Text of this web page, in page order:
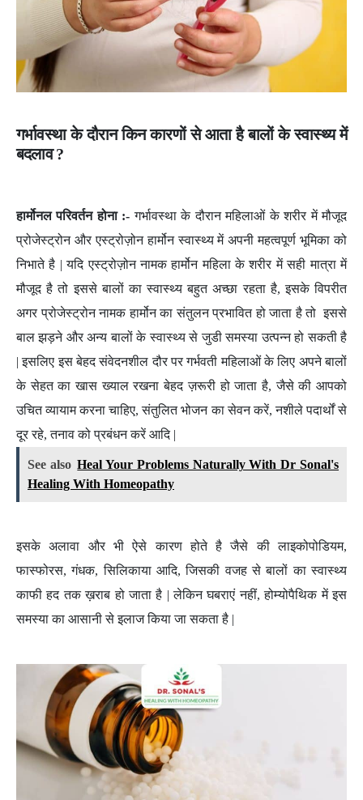
गर्भावस्था के दौरान किन कारणों से आता है बालों के स्वास्थ्य में
बदलाव ?
हार्मोनल परिवर्तन होना :-गर्भावस्था के दौरान महिलाओं के शरीर में मौजूद
प्रोजेस्ट्रोन और एस्ट्रोज़ोन हार्मोन स्वास्थ्य में अपनी महत्वपूर्ण भूमिका को
निभाते है | यदि एस्ट्रोज़ोन नामक हार्मोन महिला के शरीर में सही मात्रा में
मौजूद है तो इससे बालों का स्वास्थ्य बहुत अच्छा रहता है, इसके विपरीत
अगर प्रोजेस्ट्रोन नामक हार्मोन का संतुलन प्रभावित हो जाता है तो इससे
बाल झड़ने और अन्य बालों के स्वास्थ्य से जुडी समस्या उत्पन्न हो सकती है
| इसलिए इस बेहद संवेदनशील दौर पर गर्भवती महिलाओं के लिए अपने बालों
के सेहत का खास ख्याल रखना बेहद ज़रूरी हो जाता है, जैसे की आपको
उचित व्यायाम करना चाहिए, संतुलित भोजन का सेवन करें, नशीले पदार्थों से
दूर रहे, तनाव को प्रबंधन करें आदि |
See also Heal Your Problems Naturally With Dr Sonal's
Healing With Homeopathy
इसके अलावा और भी ऐसे कारण होते है जैसे की लाइकोपोडियम,
फास्फोरस, गंधक, सिलिकाया आदि, जिसकी वजह से बालों का स्वास्थ्य
काफी हद तक ख़राब हो जाता है | लेकिन घबराएं नहीं, होम्योपैथिक में इस
समस्या का आसानी से इलाज किया जा सकता है |